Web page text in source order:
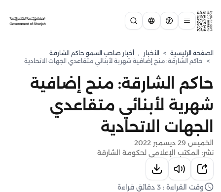
الصفحة الرئيسية > الأخبار , أخبار صاحب السمو حاكم الشارقة
> حاكم الشارقة: منح إضافية شهرية لأبنائي متقاعدي الجهات الاتحادية
حاكم الشارقة: منح إضافية
شهرية لأبنائي متقاعدي
الجهات الاتحادية
الخميس 29 ديسمبر 2022
نشر: المكتب الإعلامي لحكومة الشارقة
وقت القراءة : 3 دقائق قراءة